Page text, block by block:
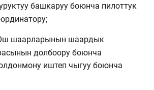
башкаруу боюнча пилоттук
шаарларынын шаардык
долбоору боюнча
иштеп чыгуу боюнча